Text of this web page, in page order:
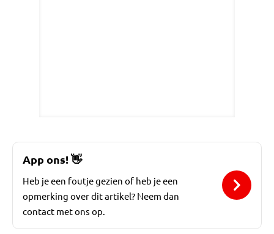
App ons! 👋
Heb je een foutje gezien of heb je een
opmerking over dit artikel? Neem dan
contact met ons op.